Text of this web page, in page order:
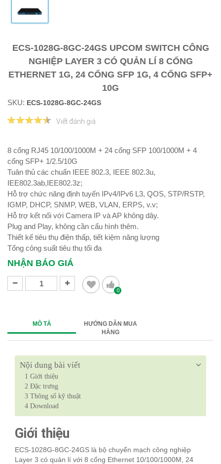
ECS-1028G-8GC-24GS UPCOM SWITCH CÔNG
NGHIỆP LAYER 3 CÓ QUẢN LÍ 8 CỔNG
ETHERNET 1G, 24 CỔNG SFP 1G, 4 CỔNG SFP+
10G
SKU: ECS-1028G-8GC-24GS
Viết đánh giá
8 cổng RJ45 10/100/1000M + 24 cổng SFP 100/1000M + 4
cổng SFP+ 1/2.5/10G
Tuân thủ các chuẩn IEEE 802.3, IEEE 802.3u,
IEE802.3ab,IEE802.3z;
Hỗ trợ chức năng định tuyến IPv4/IPv6 L3, QOS, STP/RSTP,
IGMP, DHCP, SNMP, WEB, VLAN, ERPS, v.v;
Hỗ trợ kết nối với Camera IP và AP không dây.
Plug and Play, không cần cấu hình thêm.
Thiết kế tiêu thụ điện thấp, tiết kiệm năng lượng
Tổng công suất tiêu thụ tối đa
NHẬN BÁO GIÁ
0
MÔ TẢ
HƯỚNG DẪN MUA
HÀNG
Nội dung bài viết
1 Giới thiệu
2 Đặc trưng
3 Thông số kỹ thuật
4 Download
Giới thiệu
ECS-1028G-8GC-24GS là bộ chuyển mạch công nghiệp
Layer 3 có quản lí với 8 cổng Ethernet 10/100/1000M, 24